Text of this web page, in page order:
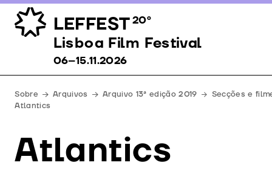
LEFFEST20º
Lisboa Film Festival 06–15.11.2026
Lisboa Film Festival
06–15.11.2026
Sobre Arquivos Arquivo 13ª edição 2019 Secções e
Atlantics
Atlantics